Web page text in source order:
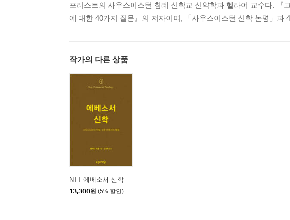
4. 하나님 나라는 무엇인가
2장 고전적 세대주의
1. 기본 해석법은 무엇인가
2. 언약 간의 관계는 무엇인가
3. 이스라엘과 교회 간의 관계는 무엇인가
해석하는가
포리스트의 사우스이스턴 침례 신학교 신약학과 헬라어 교수다.
에 대한 40가지 질문』의 저자이며, 「사우스이스턴 신학 논평」과
작가의 다른 상품
NTT 에베소서 신학
13,300원 (5% 할인)